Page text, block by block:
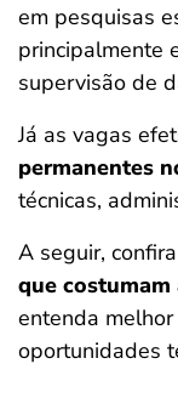
em pesquisas
principalmente
supervisão de
Já as vagas
permanentes
técnicas,
A seguir,
que costumam
entenda
oportunidades